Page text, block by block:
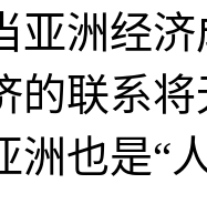
亚洲经
的联系
洲也是“